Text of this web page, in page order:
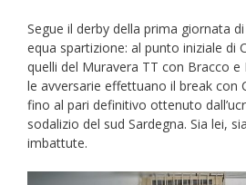
Segue il derby della prima giornata
equa spartizione: al punto iniziale di
quelli del Muravera TT con Bracco e
le avversarie effettuano il break con
fino al pari definitivo ottenuto
sodalizio del sud Sardegna. Sia lei,
imbattute.